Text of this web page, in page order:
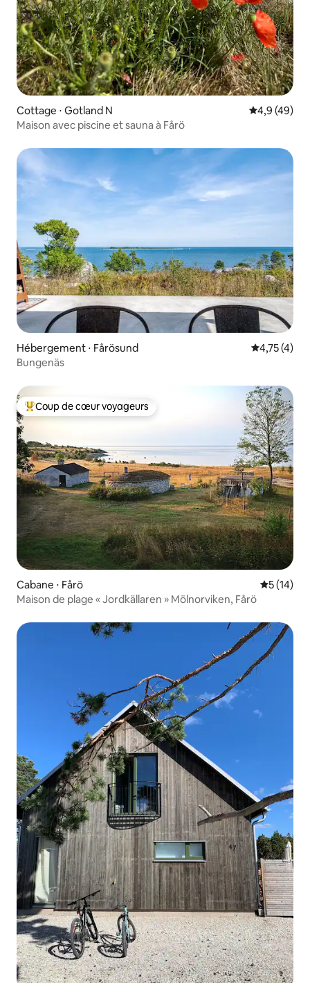
Cottage ⋅ Gotland N Évaluation
4,9 (49)
Maison avec piscine et sauna à Fårö
Hébergement ⋅ Fårösund Évaluation
4,75 (4)
Bungenäs
Coups de cœur voyageurs les plus appréciés
Coup de cœur voyageurs
Cabane ⋅ Fårö
5 (14)
Maison de plage « Jordkällaren » Mölnorviken, Fårö